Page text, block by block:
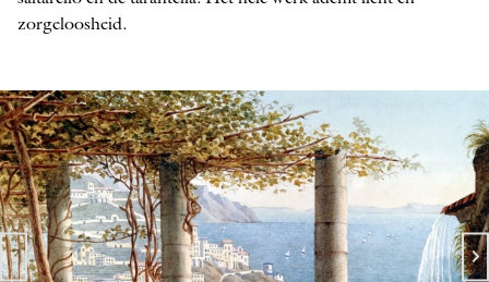
zorgeloosheid.